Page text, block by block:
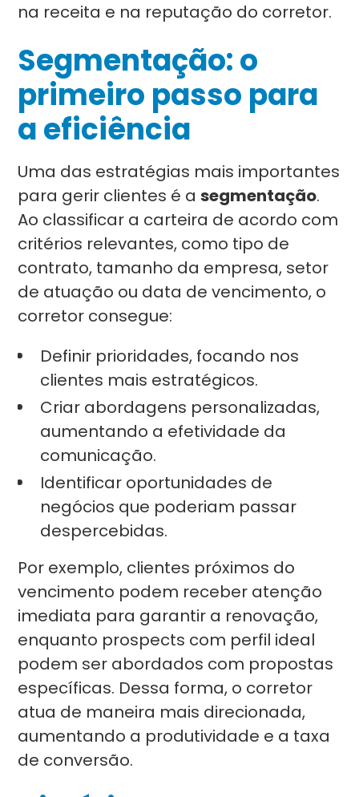
na receita e na reputação do corretor.
Segmentação: o
primeiro passo para
a eficiência
Uma das estratégias mais importantes
para gerir clientes é asegmentação.
Ao classificar a carteira de acordo com
critérios relevantes, como tipo de
contrato, tamanho da empresa, setor
de atuação ou data de vencimento, o
corretor consegue:
Definir prioridades, focando nos
clientes mais estratégicos.
Criar abordagens personalizadas,
aumentando a efetividade da
comunicação.
Identificar oportunidades de
negócios que poderiam passar
despercebidas.
Por exemplo, clientes próximos do
vencimento podem receber atenção
imediata para garantir a renovação,
enquanto prospects com perfil ideal
podem ser abordados com propostas
específicas. Dessa forma, o corretor
atua de maneira mais direcionada,
aumentando a produtividade e a taxa
de conversão.